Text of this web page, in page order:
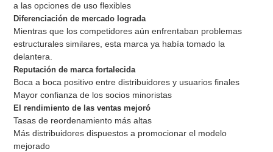
a las opciones de uso flexibles
Diferenciación de mercado lograda
Mientras que los competidores aún enfrentaban problemas
estructurales similares, esta marca ya había tomado la
delantera.
Reputación de marca fortalecida
Boca a boca positivo entre distribuidores y usuarios finales
Mayor confianza de los socios minoristas
El rendimiento de las ventas mejoró
Tasas de reordenamiento más altas
Más distribuidores dispuestos a promocionar el modelo
mejorado